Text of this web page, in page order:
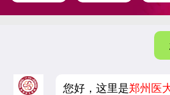
您好，这里是郑州医